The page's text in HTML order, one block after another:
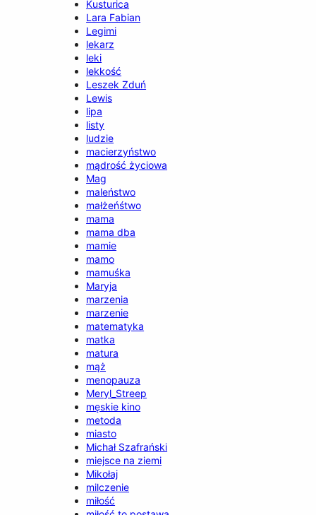
Kusturica
Lara Fabian
Legimi
lekarz
leki
lekkość
Leszek Zduń
Lewis
lipa
listy
ludzie
macierzyństwo
mądrość życiowa
Mag
maleństwo
małżeńśtwo
mama
mama dba
mamie
mamo
mamuśka
Maryja
marzenia
marzenie
matematyka
matka
matura
mąż
menopauza
Meryl_Streep
męskie kino
metoda
miasto
Michał Szafrański
miejsce na ziemi
Mikołaj
milczenie
miłość